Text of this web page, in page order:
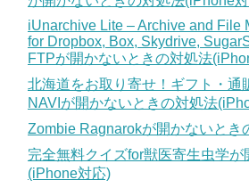
iUnarchive Lite – Archive and File
for Dropbox, Box, Skydrive,
FTPが開かないときの対処法
北海道をお取り寄せ！ギフト・
NAVIが開かないときの対処法
Zombie Ragnarokが開かないとき
完全無料クイズfor獣医寄生虫学
(iPhone対応)